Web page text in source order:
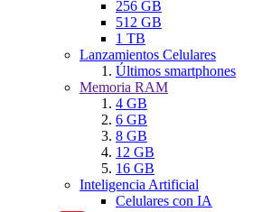
256 GB
512 GB
1 TB
Lanzamientos Celulares
Últimos smartphones
Memoria RAM
4 GB
6 GB
8 GB
12 GB
16 GB
Inteligencia Artificial
Celulares con IA